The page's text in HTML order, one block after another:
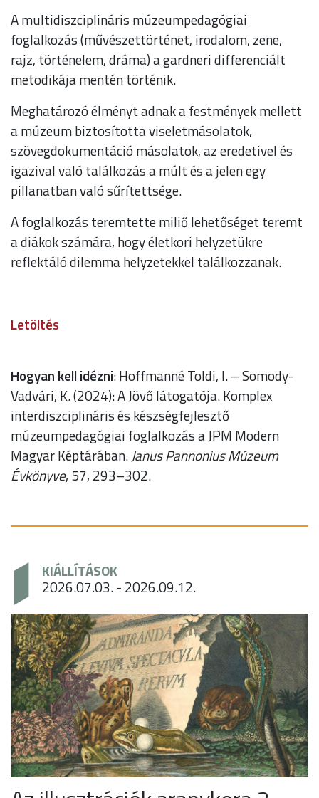
A multidiszciplináris múzeumpedagógiai
foglalkozás (művészettörténet, irodalom, zene,
rajz, történelem, dráma) a gardneri differenciált
metodikája mentén történik.
Meghatározó élményt adnak a festmények mellett
a múzeum biztosította viseletmásolatok,
szövegdokumentáció másolatok, az eredetivel és
igazival való találkozás a múlt és a jelen egy
pillanatban való sűrítettsége.
A foglalkozás teremtette miliő lehetőséget teremt
a diákok számára, hogy életkori helyzetükre
reflektáló dilemma helyzetekkel találkozzanak.
Letöltés
Hogyan kell idézni: Hoffmanné Toldi, I. – Somody-
Vadvári, K. (2024): A Jövő látogatója. Komplex
interdiszciplináris és készségfejlesztő
múzeumpedagógiai foglalkozás a JPM Modern
Magyar Képtárában.Janus Pannonius Múzeum
Évkönyve, 57, 293–302.
KIÁLLÍTÁSOK
2026.07.03. - 2026.09.12.